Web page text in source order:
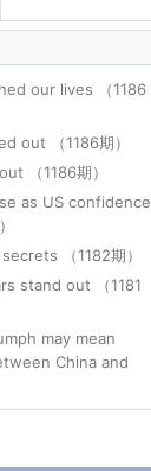
our lives （1186
out （1186期）
（1186期）
as US confidence
（1182期）
stand out （1181
may mean
China and